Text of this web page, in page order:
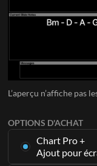
OPTIONS D'ACHAT
Chart Pro +
Ajout pour
L’aperçu n’affiche pas